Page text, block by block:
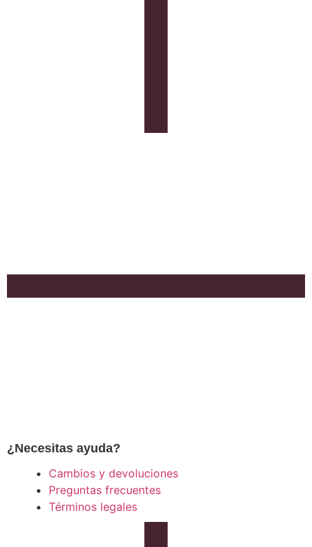
¿Necesitas ayuda?
Cambios y devoluciones
Preguntas frecuentes
Términos legales